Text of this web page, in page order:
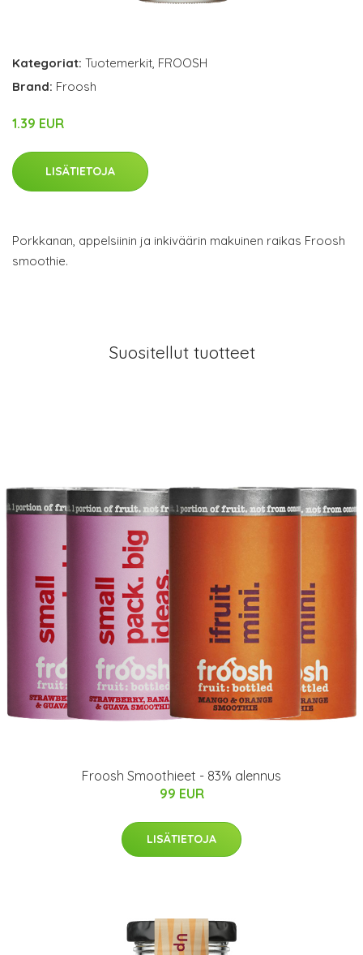
Kategoriat: Tuotemerkit, FROOSH
Brand: Froosh
1.39 EUR
LISÄTIETOJA
Porkkanan, appelsiinin ja inkiväärin makuinen raikas Froosh
smoothie.
Suositellut tuotteet
Froosh Smoothieet - 83% alennus
99 EUR
LISÄTIETOJA